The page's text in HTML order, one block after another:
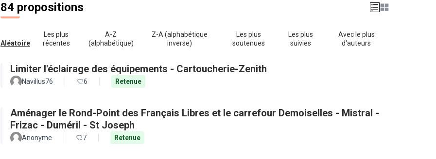
84 propositions
Aléatoire
Les plus
récentes
A-Z
(alphabétique)
Z-A (alphabétique
inverse)
Les plus
soutenues
Les plus
suivies
Avec le plus
d'auteurs
Limiter l'éclairage des équipements - Cartoucherie-Zenith
Navillus76 6 Retenue
Aménager le Rond-Point des Français Libres et le carrefour Demoiselles - Mistral -
Frizac - Duméril - St Joseph
Anonyme 7 Retenue